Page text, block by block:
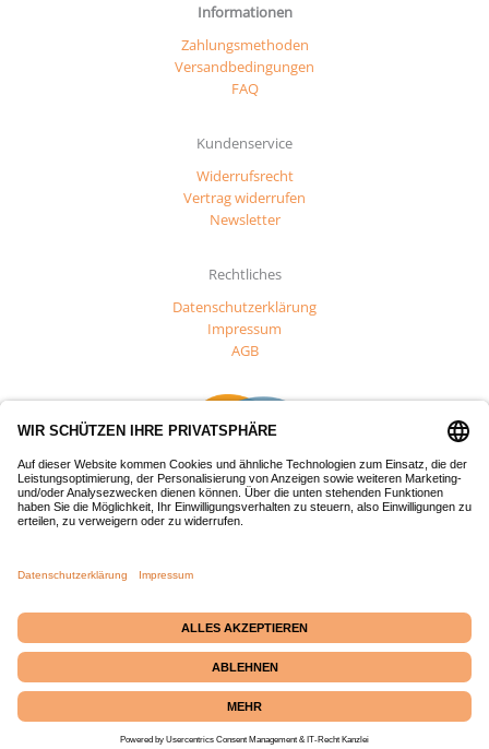
Informationen
Zahlungsmethoden
Versandbedingungen
FAQ
Kundenservice
Widerrufsrecht
Vertrag widerrufen
Newsletter
Rechtliches
Datenschutzerklärung
Impressum
AGB
regionale Entwicklung (EFRE) gefördert.
Passepartout-Werkstatt· Bäckerstraße 2 · 21379
Echem
☎ +49 (0) 4139 686 69|